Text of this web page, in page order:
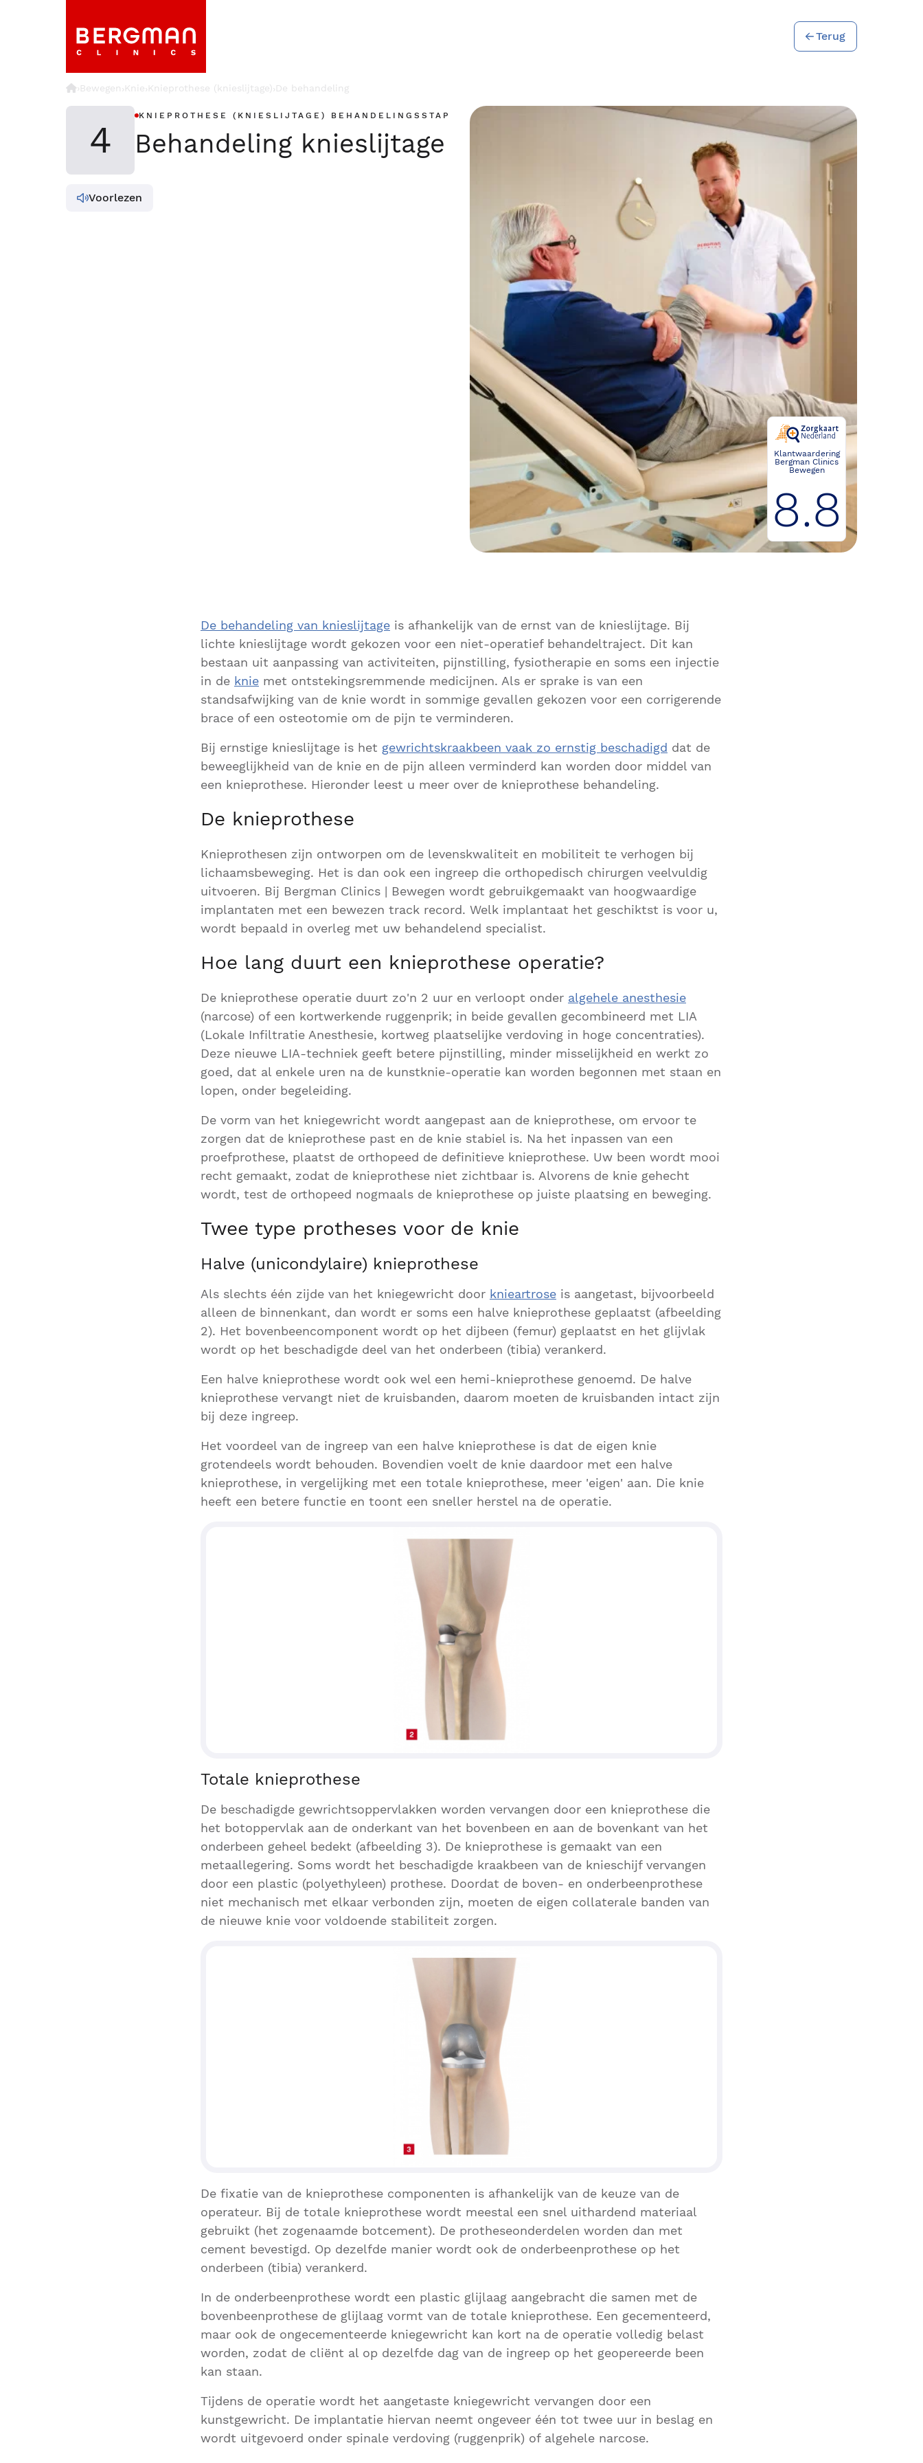
Terug
›Bewegen›Knie›Knieprothese (knieslijtage)›De behandeling
4
KNIEPROTHESE (KNIESLIJTAGE) BEHANDELINGSSTAP
Behandeling knieslijtage
Voorlezen
Klantwaardering
Bergman Clinics
Bewegen
8.8
De behandeling van knieslijtage is afhankelijk van de ernst van de knieslijtage. Bij
lichte knieslijtage wordt gekozen voor een niet-operatief behandeltraject. Dit kan
bestaan uit aanpassing van activiteiten, pijnstilling, fysiotherapie en soms een injectie
in de knie met ontstekingsremmende medicijnen. Als er sprake is van een
standsafwijking van de knie wordt in sommige gevallen gekozen voor een corrigerende
brace of een osteotomie om de pijn te verminderen.
Bij ernstige knieslijtage is het gewrichtskraakbeen vaak zo ernstig beschadigd dat de
beweeglijkheid van de knie en de pijn alleen verminderd kan worden door middel van
een knieprothese. Hieronder leest u meer over de knieprothese behandeling.
De knieprothese
Knieprothesen zijn ontworpen om de levenskwaliteit en mobiliteit te verhogen bij
lichaamsbeweging. Het is dan ook een ingreep die orthopedisch chirurgen veelvuldig
uitvoeren. Bij Bergman Clinics | Bewegen wordt gebruikgemaakt van hoogwaardige
implantaten met een bewezen track record. Welk implantaat het geschiktst is voor u,
wordt bepaald in overleg met uw behandelend specialist.
Hoe lang duurt een knieprothese operatie?
De knieprothese operatie duurt zo'n 2 uur en verloopt onder algehele anesthesie
(narcose) of een kortwerkende ruggenprik; in beide gevallen gecombineerd met LIA
(Lokale Infiltratie Anesthesie, kortweg plaatselijke verdoving in hoge concentraties).
Deze nieuwe LIA-techniek geeft betere pijnstilling, minder misselijkheid en werkt zo
goed, dat al enkele uren na de kunstknie-operatie kan worden begonnen met staan en
lopen, onder begeleiding.
De vorm van het kniegewricht wordt aangepast aan de knieprothese, om ervoor te
zorgen dat de knieprothese past en de knie stabiel is. Na het inpassen van een
proefprothese, plaatst de orthopeed de definitieve knieprothese. Uw been wordt mooi
recht gemaakt, zodat de knieprothese niet zichtbaar is. Alvorens de knie gehecht
wordt, test de orthopeed nogmaals de knieprothese op juiste plaatsing en beweging.
Twee type protheses voor de knie
Halve (unicondylaire) knieprothese
Als slechts één zijde van het kniegewricht door knieartrose is aangetast, bijvoorbeeld
alleen de binnenkant, dan wordt er soms een halve knieprothese geplaatst (afbeelding
2). Het bovenbeencomponent wordt op het dijbeen (femur) geplaatst en het glijvlak
wordt op het beschadigde deel van het onderbeen (tibia) verankerd.
Een halve knieprothese wordt ook wel een hemi-knieprothese genoemd. De halve
knieprothese vervangt niet de kruisbanden, daarom moeten de kruisbanden intact zijn
bij deze ingreep.
Het voordeel van de ingreep van een halve knieprothese is dat de eigen knie
grotendeels wordt behouden. Bovendien voelt de knie daardoor met een halve
knieprothese, in vergelijking met een totale knieprothese, meer 'eigen' aan. Die knie
heeft een betere functie en toont een sneller herstel na de operatie.
Totale knieprothese
De beschadigde gewrichtsoppervlakken worden vervangen door een knieprothese die
het botoppervlak aan de onderkant van het bovenbeen en aan de bovenkant van het
onderbeen geheel bedekt (afbeelding 3). De knieprothese is gemaakt van een
metaallegering. Soms wordt het beschadigde kraakbeen van de knieschijf vervangen
door een plastic (polyethyleen) prothese. Doordat de boven- en onderbeenprothese
niet mechanisch met elkaar verbonden zijn, moeten de eigen collaterale banden van
de nieuwe knie voor voldoende stabiliteit zorgen.
De fixatie van de knieprothese componenten is afhankelijk van de keuze van de
operateur. Bij de totale knieprothese wordt meestal een snel uithardend materiaal
gebruikt (het zogenaamde botcement). De protheseonderdelen worden dan met
cement bevestigd. Op dezelfde manier wordt ook de onderbeenprothese op het
onderbeen (tibia) verankerd.
In de onderbeenprothese wordt een plastic glijlaag aangebracht die samen met de
bovenbeenprothese de glijlaag vormt van de totale knieprothese. Een gecementeerd,
maar ook de ongecementeerde kniegewricht kan kort na de operatie volledig belast
worden, zodat de cliënt al op dezelfde dag van de ingreep op het geopereerde been
kan staan.
Tijdens de operatie wordt het aangetaste kniegewricht vervangen door een
kunstgewricht. De implantatie hiervan neemt ongeveer één tot twee uur in beslag en
wordt uitgevoerd onder spinale verdoving (ruggenprik) of algehele narcose.